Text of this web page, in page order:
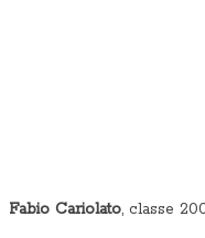
Fabio Cariolato, classe